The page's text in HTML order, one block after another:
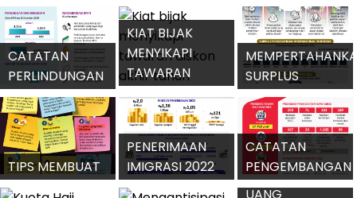
KERJA MELALUI
BASIS
KAWASAN
PERTEMUAN
BILATERAL DI
KTT G20
UNTUK SEKTOR
KEAMANAN,
PANGAN,
ENERGI
PENETAPAN
UPAH MINIMUM
2023
SOLUSI
PEMULIHAN
EKONOMI DARI
APEC
CARA
MENDAFTAR
IMEI PONSEL
LEWAT BEA
CUKAI
MENDORONG
SERTIFIKASI
PROYEKSI
KOLABORASI
BERSAMA
UNTUK